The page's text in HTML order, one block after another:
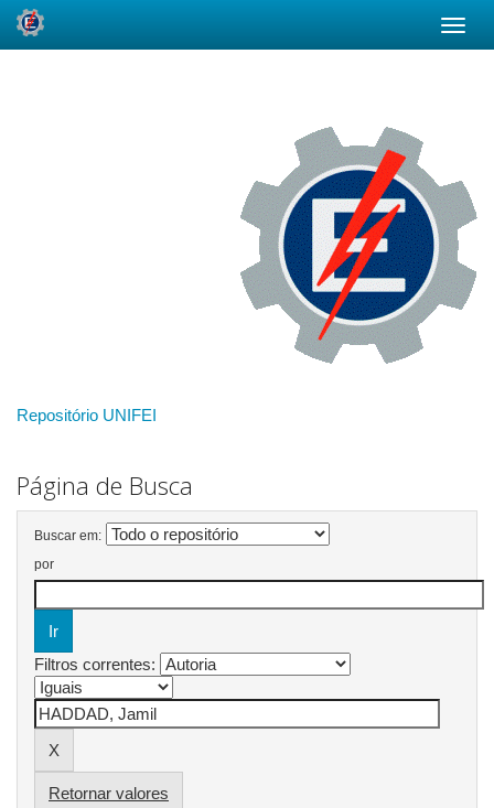
Repositório UNIFEI
Página de Busca
Buscar em:
por
Filtros correntes:
Retornar valores